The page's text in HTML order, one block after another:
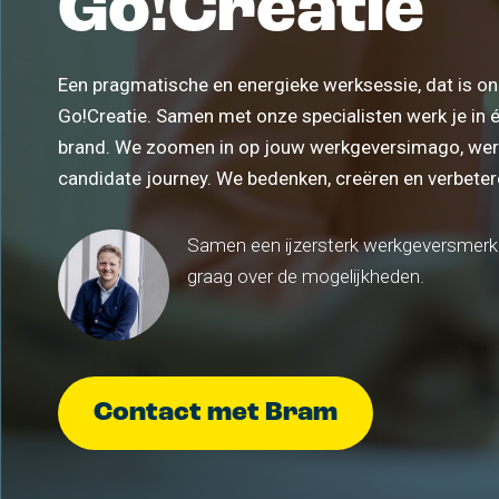
aantrekkelijk
Trek talent
Een pragmatische en energieke werksessie, dat is
Go!Creatie. Samen met onze specialisten werk je in
brand. We zoomen in op jouw werkgeversimago,
candidate journey. We bedenken, creëren en
Samen een ijzersterk
graag over de mogelijkheden.
Contact met Bram